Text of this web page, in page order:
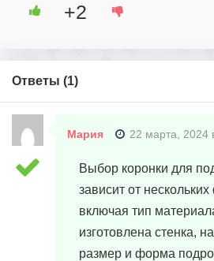
+2
Ответы (1)
Мария 22 марта, 2024
Выбор коронки для
зависит от
включая тип
изготовлена стенка,
размер и форма